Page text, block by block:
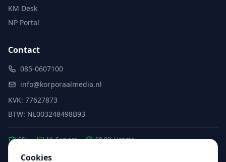
KM Desk
NP Portal
Contact
085-0607100
info@korporaalmedia.nl
KVK: 77627873
BTW: NL003248498B93
SSL NL Servers 99.9% Uptime
Cookies